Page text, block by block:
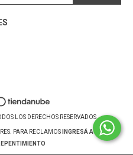
LOS DERECHOS RESERVADOS.
PARA RECLAMOS
INGRESÁ ACÁ.